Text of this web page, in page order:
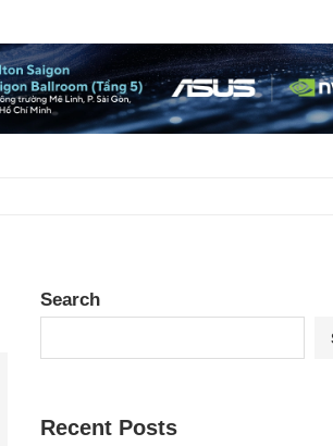
Search
Recent Posts